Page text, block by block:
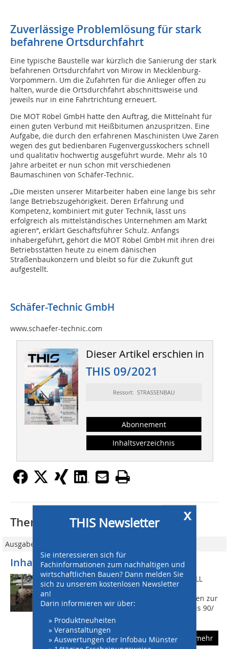
Zuverlässige Problemlösung für stark
befahrene Ortsdurchfahrt
Eine typische Baustelle war kürzlich die Sanierung der stark
befahrenen Ortsdurchfahrt von Mirow in Mecklenburg-
Vorpommern. Um die Zufahrten für die Anlieger offen zu
halten, wurde die Ortsdurchfahrt abschnittsweise und
jeweils nur in eine Fahrtrichtung erneuert.
Die MOT Röbel GmbH hatte den Auftrag, die Mittelnaht für
einen guten Verbund mit Heißbitumen anzuspritzen. Eine
Aufgabe, die durch den erfahrenen Maschinisten Uwe Zaren
wegen des gut bedienbaren Fugenvergusskochers schnell
und qualitativ hochwertig ausgeführt wurde. Mehr als 10
Jahre arbeitet er nun schon mit verschiedenen
Baumaschinen von Schäfer-Technic.
„Die meisten unserer Mitarbeiter haben eine lange bis sehr
lange Betriebszugehörigkeit. Deren Erfahrung und
Kompetenz, kombiniert mit guter Technik, lässt uns
erfolgreich als mittelständisches Unternehmen am Markt
agieren“, erklärt Geschäftsführer Schulz. Anfangs
inhabergeführt, gehört die MOT Röbel GmbH mit ihren drei
Betriebsstätten heute zu einem dänischen
Straßenbaukonzern und bleibt so für die Zukunft gut
aufgestellt.
Schäfer-Technic GmbH
www.schaefer-technic.com
Dieser Artikel erschien in
THIS 09/2021
Ressort: STRASSENBAU
Abonnement
Inhaltsverzeichnis
x
THIS Newsletter
Sie interessieren sich für
Fachinformationen zum nachhaltigen und
wirtschaftlichen Bauen? Dann melden Sie
sich zu unserem kostenlosen Newsletter
an!
Darin informieren wir über:
» Produktneuheiten
» Veranstaltungen
» Auswertungen der Infobau Münster
Thematisch passende Artikel:
Ausgabe 09/2021
Inhalt
Editorial?1 Bild des Monats?4 AKTUELL
Köpfe und Termine: Die wichtigsten
Neuigkeiten aus der Branche?6 Parteien zur
Wahl: Die Bau-Statements von Bündnis 90/
Die Grünen, CDU/CSU, Freien...
mehr